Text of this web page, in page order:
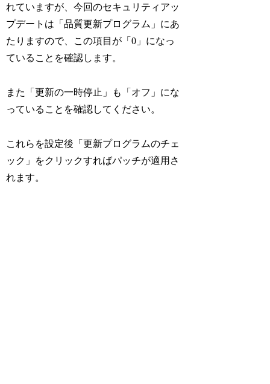
れていますが、今回のセキュリティアッ
プデートは「品質更新プログラム」にあ
たりますので、この項目が「0」になっ
ていることを確認します。
また「更新の一時停止」も「オフ」にな
っていることを確認してください。
これらを設定後「更新プログラムのチェ
ック」をクリックすればパッチが適用さ
れます。